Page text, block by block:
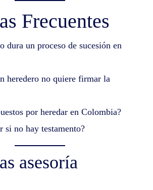
Frecuentes
dura un proceso de sucesión en
heredero no quiere firmar la
por heredar en Colombia?
si no hay testamento?
asesoría